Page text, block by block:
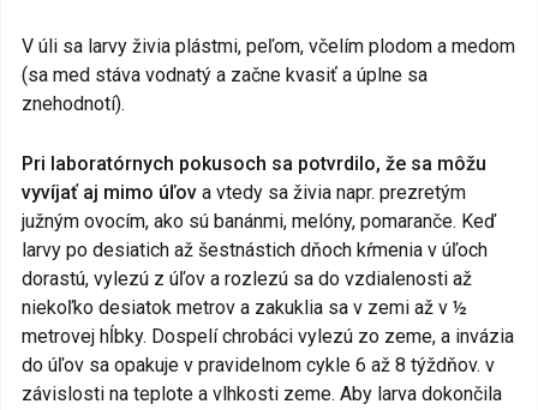
V úli sa larvy živia plástmi, peľom, včelím plodom a medom
(sa med stáva vodnatý a začne kvasiť a úplne sa
znehodnotí).
Pri laboratórnych pokusoch sa potvrdilo, že sa môžu
vyvíjať aj mimo úľova vtedy sa živia napr. prezretým
južným ovocím, ako sú banánmi, melóny, pomaranče. Keď
larvy po desiatich až šestnástich dňoch kŕmenia v úľoch
dorastú, vylezú z úľov a rozlezú sa do vzdialenosti až
niekoľko desiatok metrov a zakuklia sa v zemi až v ½
metrovej hĺbky. Dospelí chrobáci vylezú zo zeme, a invázia
do úľov sa opakuje v pravidelnom cykle 6 až 8 týždňov. v
závislosti na teplote a vlhkosti zeme. Aby larva dokončila